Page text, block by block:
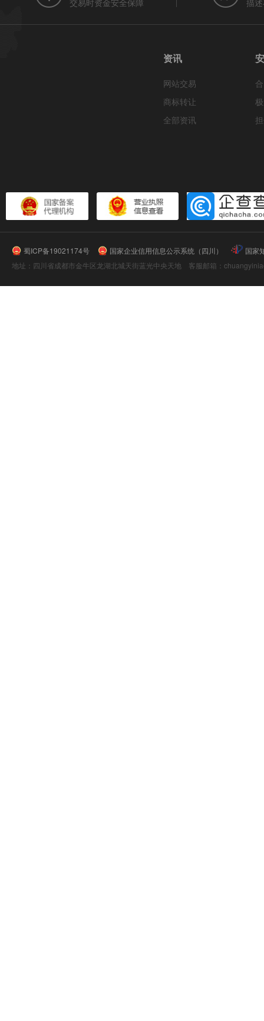
交易时资金安全保障 描
资讯
网站交易
商标转让
全部资讯
蜀ICP备19021174号 国家企业信用信息公示系统（四川）
国家
地址：四川省成都市金牛区龙湖北城天街蓝光中央天地 客服邮箱：